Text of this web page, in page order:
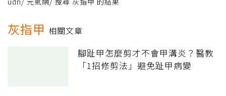
灰指甲 相關文章
腳趾甲怎麼剪才不會甲溝炎？醫教
「1招修剪法」避免趾甲病變